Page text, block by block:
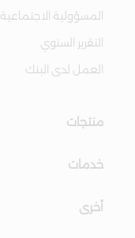
المسؤولية الاجتماعية
التقرير السنوي
العمل لدى البنك
منتجات
خدمات
أخرى